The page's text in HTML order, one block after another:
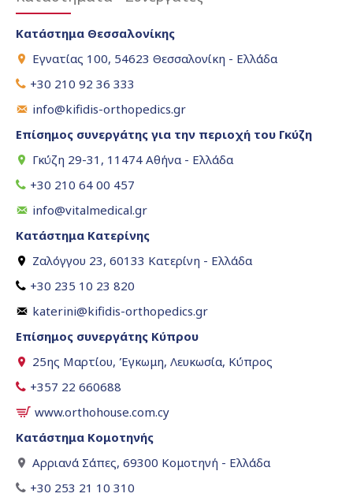
Κατάστημα Θεσσαλονίκης
Εγνατίας 100, 54623 Θεσσαλονίκη - Ελλάδα
+30 210 92 36 333
info@kifidis-orthopedics.gr
Επίσημος συνεργάτης για την περιοχή του Γκύζη
Γκύζη 29-31, 11474 Αθήνα - Ελλάδα
+30 210 64 00 457
info@vitalmedical.gr
Κατάστημα Κατερίνης
Ζαλόγγου 23, 60133 Κατερίνη - Ελλάδα
+30 235 10 23 820
katerini@kifidis-orthopedics.gr
Επίσημος συνεργάτης Κύπρου
25ης Μαρτίου, Έγκωμη, Λευκωσία, Κύπρος
+357 22 660688
www.orthohouse.com.cy
Κατάστημα Κομοτηνής
Αρριανά Σάπες, 69300 Κομοτηνή - Ελλάδα
+30 253 21 10 310